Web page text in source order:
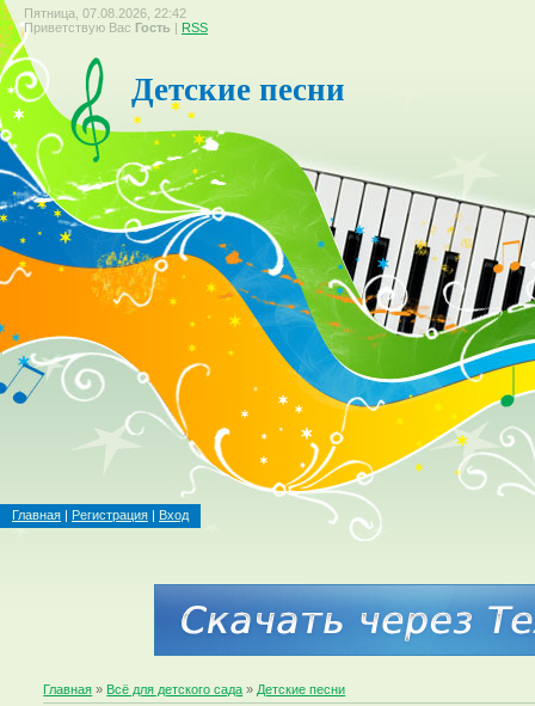
Пятница, 07.08.2026, 22:42
Приветствую Вас Гость | RSS
Детские песни
Главная | Регистрация | Вход
Главная » Всё для детского сада » Детские песни